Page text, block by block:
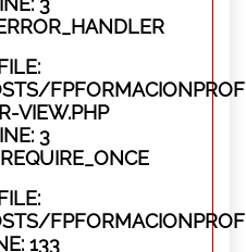
VIEW.PHP
3
133